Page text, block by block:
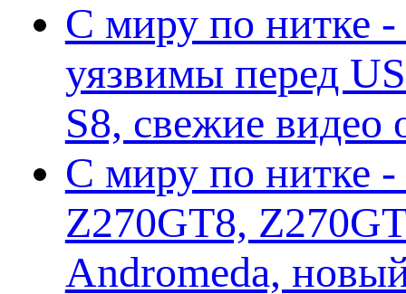
С миру по нитке
уязвимы перед
S8, свежие
С миру по нитке -
Z270GT8,
Andromeda,